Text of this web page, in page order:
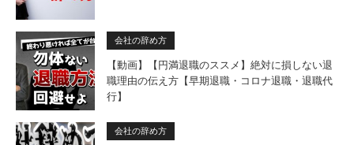
会社の辞め方
【動画】【円満退職のススメ】絶対に損しない退
職理由の伝え方【早期退職・コロナ退職・退職代
行】
会社の辞め方